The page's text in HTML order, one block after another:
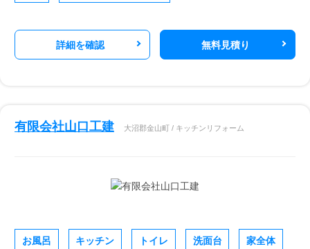
詳細を確認 無料見積り
有限会社山口工建 大沼郡金山町 / キッチンリフォーム
お風呂 キッチン トイレ 洗面台 家全体